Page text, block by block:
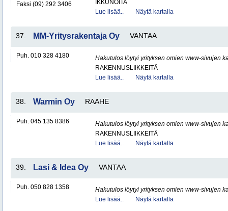
Faksi (09) 292 3406
IKKUNOITA
Lue lisää..
Näytä kartalla
37. MM-Yritysrakentaja Oy VANTAA
Puh. 010 328 4180
Hakutulos löytyi yrityksen omien www-sivujen
RAKENNUSLIIKKEITÄ
Lue lisää..
Näytä kartalla
38. Warmin Oy RAAHE
Puh. 045 135 8386
Hakutulos löytyi yrityksen omien www-sivujen
RAKENNUSLIIKKEITÄ
Lue lisää..
Näytä kartalla
39. Lasi & Idea Oy VANTAA
Puh. 050 828 1358
Hakutulos löytyi yrityksen omien www-sivujen
Lue lisää..
Näytä kartalla